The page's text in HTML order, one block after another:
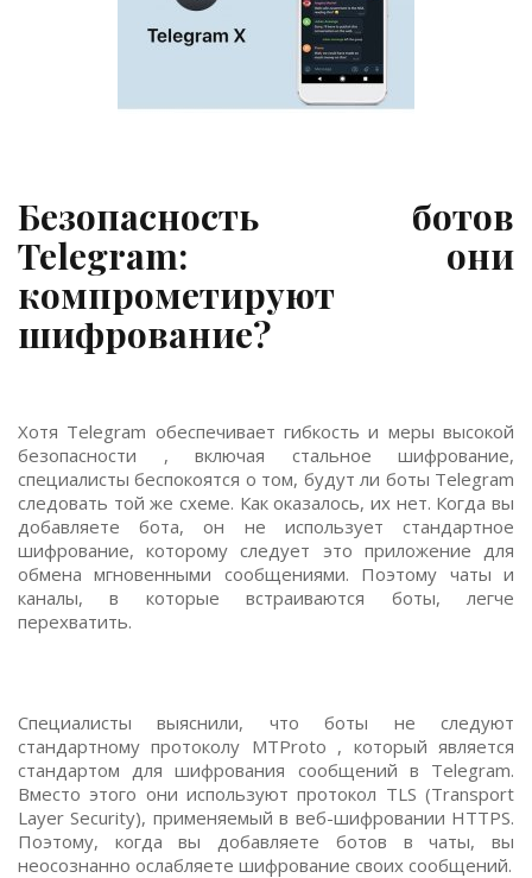
Безопасность ботов
Telegram: они
компрометируют
шифрование?
Хотя Telegram обеспечивает гибкость и меры высокой
безопасности , включая стальное шифрование,
специалисты беспокоятся о том, будут ли боты Telegram
следовать той же схеме. Как оказалось, их нет. Когда вы
добавляете бота, он не использует стандартное
шифрование, которому следует это приложение для
обмена мгновенными сообщениями. Поэтому чаты и
каналы, в которые встраиваются боты, легче
перехватить.
Специалисты выяснили, что боты не следуют
стандартному протоколу MTProto , который является
стандартом для шифрования сообщений в Telegram.
Вместо этого они используют протокол TLS (Transport
Layer Security), применяемый в веб-шифровании HTTPS.
Поэтому, когда вы добавляете ботов в чаты, вы
неосознанно ослабляете шифрование своих сообщений.